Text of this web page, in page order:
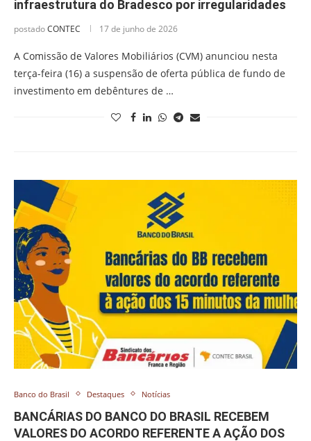
infraestrutura do Bradesco por irregularidades
postadoCONTEC 17 de junho de 2026
A Comissão de Valores Mobiliários (CVM) anunciou nesta
terça-feira (16) a suspensão de oferta pública de fundo de
investimento em debêntures de …
Banco do Brasil Destaques Notícias
BANCÁRIAS DO BANCO DO BRASIL RECEBEM
VALORES DO ACORDO REFERENTE A AÇÃO DOS